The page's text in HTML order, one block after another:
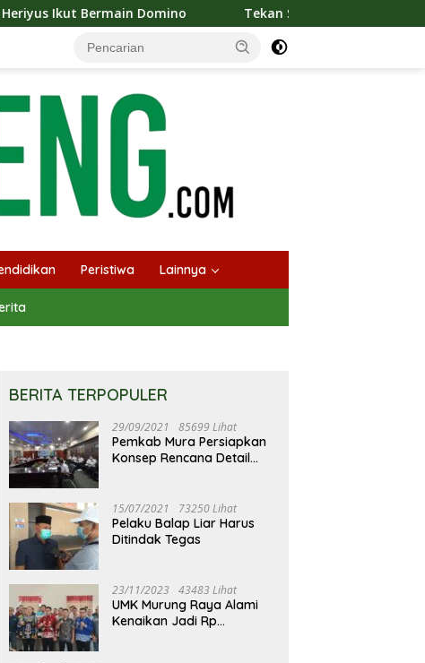
Domino Tekan Stunting, Heriyus Ajak Masyarakat Cegah
Peristiwa Lainnya
BERITA TERPOPULER
29/09/2021 85699 Lihat
Pemkab Mura Persiapkan
Konsep Rencana Detail
15/07/2021 73250 Lihat
Pelaku Balap Liar Harus
Ditindak Tegas
23/11/2023 43483 Lihat
UMK Murung Raya Alami
Kenaikan Jadi Rp